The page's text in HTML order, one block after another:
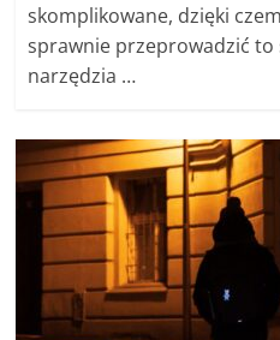
skomplikowane, dzięki
sprawnie przeprowadzić to
narzędzia …